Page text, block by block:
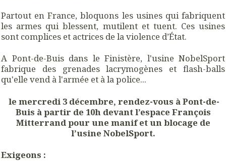
Partout en France, bloquons les usines qui fabriquent
les armes qui blessent, mutilent et tuent. Ces usines
sont complices et actrices de la violence d’État.
A Pont-de-Buis dans le Finistère, l'usine NobelSport
fabrique des grenades lacrymogènes et flash-balls
qu'elle vend à l'armée et à la police...
le mercredi 3 décembre, rendez-vous à Pont-de-
Buis à partir de 10h devant l’espace François
Mitterrand pour une manif et un blocage de
l’usine NobelSport.
Exigeons :